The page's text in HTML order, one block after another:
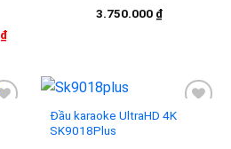
₫Giá
9.800.000 ₫.
3.750.000 ₫
Đầu karaoke UltraHD 4K
SK9018Plus